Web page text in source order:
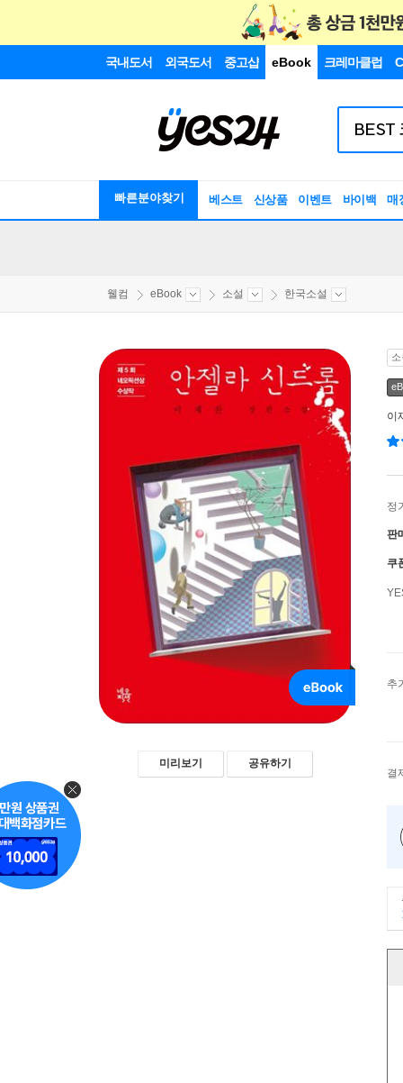
국내도서 외국도서 중고샵 eBook 크레마클럽
빠른분야찾기 베스트 신상품 이벤트 바이백 매
웰컴 eBook 소설 한국소설
미리보기 공유하기
이
정
판
쿠
추
결